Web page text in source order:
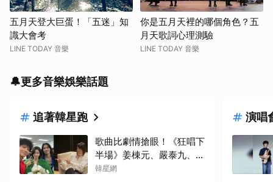
五月天登大巨蛋！「五迷」知
識大會考
LINE TODAY 音樂
你是五月天裡的哪個角色？五
月天歌詞心理測驗
LINE TODAY 音樂
🔔更多音樂娛樂話題
追著韓星跑
歌曲比劇情搶眼！《狂唱下
半場》姜棟元、嚴泰九、朴
智賢組混聲團體，劇中曲
韓星網
演唱